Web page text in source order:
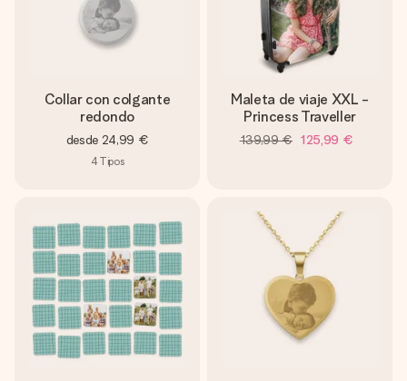
Collar con colgante
redondo
desde 24,99 €
4Tipos
Maleta de viaje XXL -
Princess Traveller
139,99 € 125,99 €